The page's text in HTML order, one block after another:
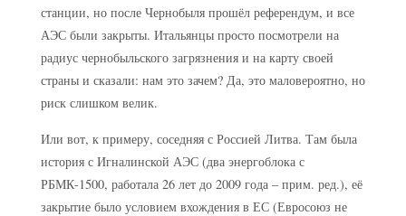
станции, но после Чернобыля прошёл референдум, и все
АЭС были закрыты. Итальянцы просто посмотрели на
радиус чернобыльского загрязнения и на карту своей
страны и сказали: нам это зачем? Да, это маловероятно, но
риск слишком велик.
Или вот, к примеру, соседняя с Россией Литва. Там была
история с Игналинской АЭС (два энергоблока с
РБМК-1500, работала 26 лет до 2009 года – прим. ред.), её
закрытие было условием вхождения в ЕС (Евросоюз не